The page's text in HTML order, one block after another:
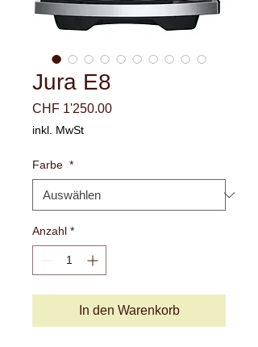
Jura E8
CHF 1'250.00Preis
inkl. MwSt
Farbe *
Anzahl *
In den Warenkorb